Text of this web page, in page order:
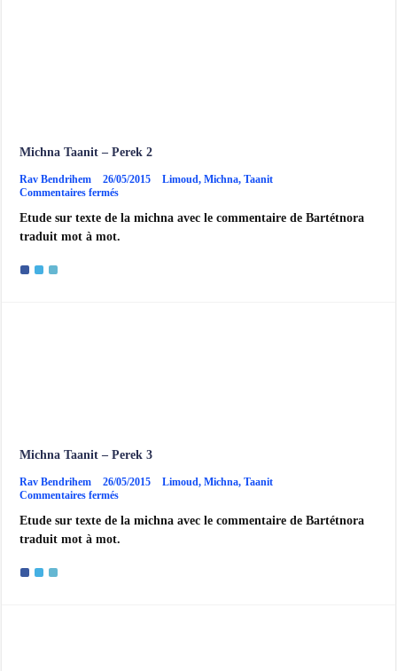
Michna Taanit – Perek 2
Rav Bendrihem 26/05/2015 Limoud,Michna,Taanit
Commentaires ferméssur
Taanit
Perek
Etude sur texte de la michna avec le commentaire de Bartétnora
traduit mot à mot.
Michna Taanit – Perek 3
Rav Bendrihem 26/05/2015 Limoud,Michna,Taanit
Commentaires ferméssur
Taanit
Etude sur texte de la michna avec le commentaire de Bartétnora
traduit mot à mot.